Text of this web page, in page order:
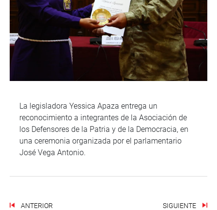
La legisladora Yessica Apaza entrega un
reconocimiento a integrantes de la Asociación de
los Defensores de la Patria y de la Democracia, en
una ceremonia organizada por el parlamentario
José Vega Antonio.
ANTERIOR SIGUIENTE